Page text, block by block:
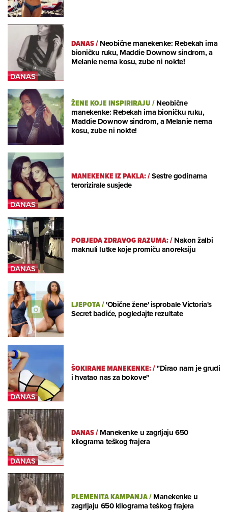
DANAS/Neobične manekenke: Rebekah ima
bioničku ruku, Maddie Downow sindrom, a
Melanie nema kosu, zube ni nokte!
ŽENE KOJE INSPIRIRAJU/Neobične
manekenke: Rebekah ima bioničku ruku,
Maddie Downow sindrom, a Melanie nema
kosu, zube ni nokte!
MANEKENKE IZ PAKLA:/Sestre godinama
terorizirale susjede
POBJEDA ZDRAVOG RAZUMA:/Nakon žalbi
maknuli lutke koje promiču anoreksiju
LJEPOTA/'Obične žene' isprobale Victoria's
Secret badiće, pogledajte rezultate
ŠOKIRANE MANEKENKE:/"Dirao nam je grudi
i hvatao nas za bokove"
DANAS/Manekenke u zagrljaju 650
kilograma teškog frajera
PLEMENITA KAMPANJA/Manekenke u
zagrljaju 650 kilograma teškog frajera